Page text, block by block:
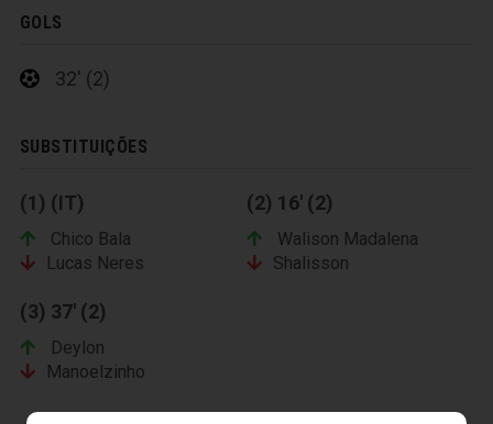
GOLS
32' (2)
SUBSTITUIÇÕES
(1) (IT)
Chico Bala
Lucas Neres
(2) 16' (2)
Walison Madalena
Shalisson
(3) 37' (2)
Deylon
Manoelzinho